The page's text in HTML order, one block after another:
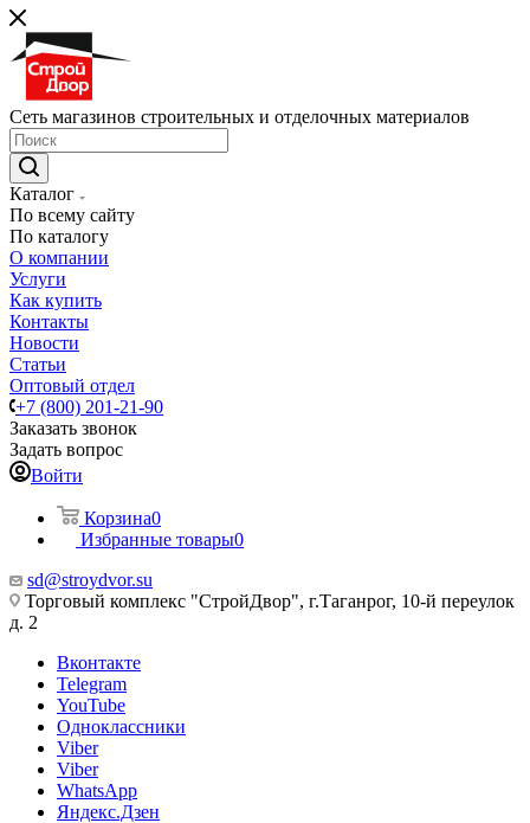
Сеть магазинов строительных и отделочных материалов
Каталог
По всему сайту
По каталогу
О компании
Услуги
Как купить
Контакты
Новости
Статьи
Оптовый отдел
+7 (800) 201-21-90
Заказать звонок
Задать вопрос
Войти
Корзина0
Избранные товары0
sd@stroydvor.su
Торговый комплекс "СтройДвор", г.Таганрог, 10-й переулок
д. 2
Вконтакте
Telegram
YouTube
Одноклассники
Viber
Viber
WhatsApp
Яндекс.Дзен